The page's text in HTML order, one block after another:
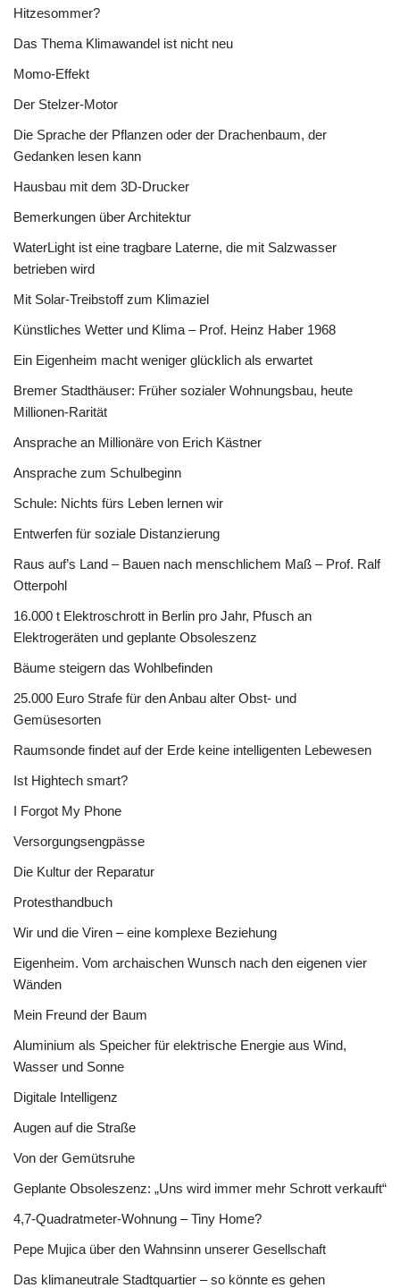
Hitzesommer?
Das Thema Klimawandel ist nicht neu
Momo-Effekt
Der Stelzer-Motor
Die Sprache der Pflanzen oder der Drachenbaum, der
Gedanken lesen kann
Hausbau mit dem 3D-Drucker
Bemerkungen über Architektur
WaterLight ist eine tragbare Laterne, die mit Salzwasser
betrieben wird
Mit Solar-Treibstoff zum Klimaziel
Künstliches Wetter und Klima – Prof. Heinz Haber 1968
Ein Eigenheim macht weniger glücklich als erwartet
Bremer Stadthäuser: Früher sozialer Wohnungsbau, heute
Millionen-Rarität
Ansprache an Millionäre von Erich Kästner
Ansprache zum Schulbeginn
Schule: Nichts fürs Leben lernen wir
Entwerfen für soziale Distanzierung
Raus auf’s Land – Bauen nach menschlichem Maß – Prof. Ralf
Otterpohl
16.000 t Elektroschrott in Berlin pro Jahr, Pfusch an
Elektrogeräten und geplante Obsoleszenz
Bäume steigern das Wohlbefinden
25.000 Euro Strafe für den Anbau alter Obst- und
Gemüsesorten
Raumsonde findet auf der Erde keine intelligenten Lebewesen
Ist Hightech smart?
I Forgot My Phone
Versorgungsengpässe
Die Kultur der Reparatur
Protesthandbuch
Wir und die Viren – eine komplexe Beziehung
Eigenheim. Vom archaischen Wunsch nach den eigenen vier
Wänden
Mein Freund der Baum
Aluminium als Speicher für elektrische Energie aus Wind,
Wasser und Sonne
Digitale Intelligenz
Augen auf die Straße
Von der Gemütsruhe
Geplante Obsoleszenz: „Uns wird immer mehr Schrott verkauft“
4,7-Quadratmeter-Wohnung – Tiny Home?
Pepe Mujica über den Wahnsinn unserer Gesellschaft
Das klimaneutrale Stadtquartier – so könnte es gehen